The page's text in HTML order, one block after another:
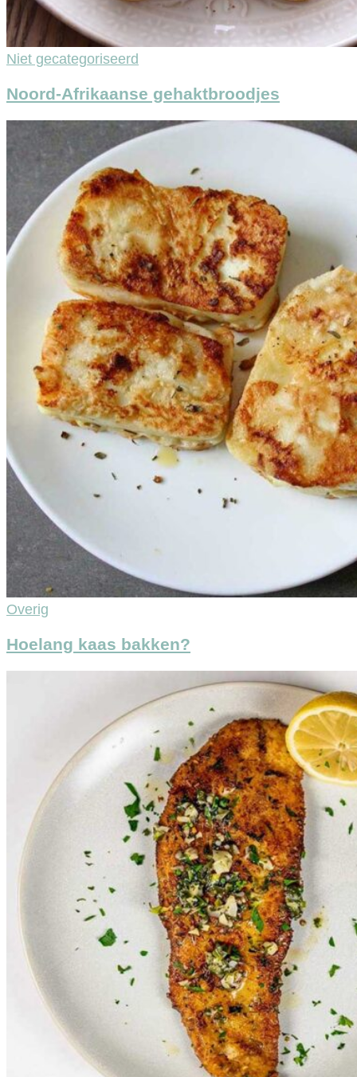
Niet gecategoriseerd
Noord-Afrikaanse gehaktbroodjes
Overig
Hoelang kaas bakken?